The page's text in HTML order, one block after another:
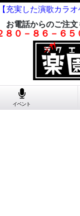
【充実した演歌カラ
お電話からのご注文
８０－８６－６５
イベント